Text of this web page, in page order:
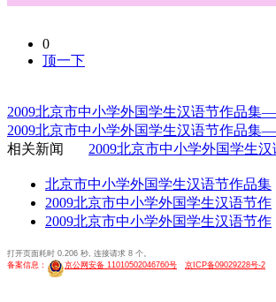
0
顶一下
2009北京市中小学外国学生汉语节作品集
2009北京市中小学外国学生汉语节作品集
相关新闻
2009北京市中小学外国学生
北京市中小学外国学生汉语节作品集
2009北京市中小学外国学生汉语节作
2009北京市中小学外国学生汉语节作
打开页面耗时 0.206 秒, 连接请求 8 个。
备案信息：
京公网安备 11010502046760号 京ICP备09029228号-2